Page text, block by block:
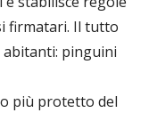
firmatari. Il tutto
pinguini
più protetto del